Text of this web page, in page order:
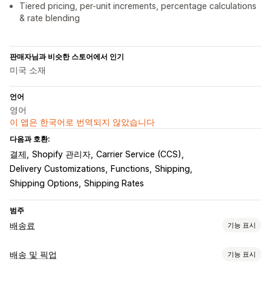
Tiered pricing, per-unit increments, percentage calculations
& rate blending
판매자님과 비슷한 스토어에서 인기
미국 소재
언어
영어
이 앱은 한국어로 번역되지 않았습니다
다음과 호환:
결제 Shopify 관리자 Carrier Service (CCS)
Delivery Customizations
Functions Shipping
Shipping Options Shipping Rates
범주
배송료 기능 표시
가격 계산
배송 및 픽업 기능 표시